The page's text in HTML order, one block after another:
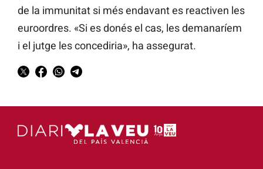
de la immunitat si més endavant es reactiven les
euroordres. «Si es donés el cas, les demanaríem
i el jutge les concediria», ha assegurat.